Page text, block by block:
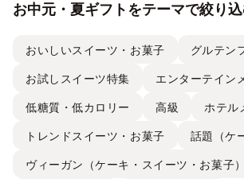
お中元・夏ギフトをテーマで絞り
おいしいスイーツ・お菓子 グルテン
お試しスイーツ特集 エンターテイン
低糖質・低カロリー 高級 ホテル
トレンドスイーツ・お菓子 話題（ケ
ヴィーガン（ケーキ・スイーツ・お菓子）